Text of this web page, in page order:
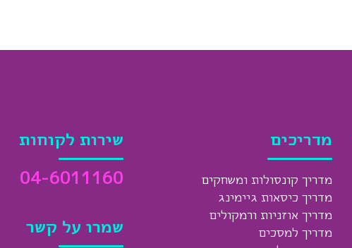
מדריכים
מדריך קונסולות ומשחקים
מדריך כיסאות גיימינג
מדריך אוזניות ורמקולים
מדריך למסכים
שירות לקוחות
04-6011160
שמרו על קשר